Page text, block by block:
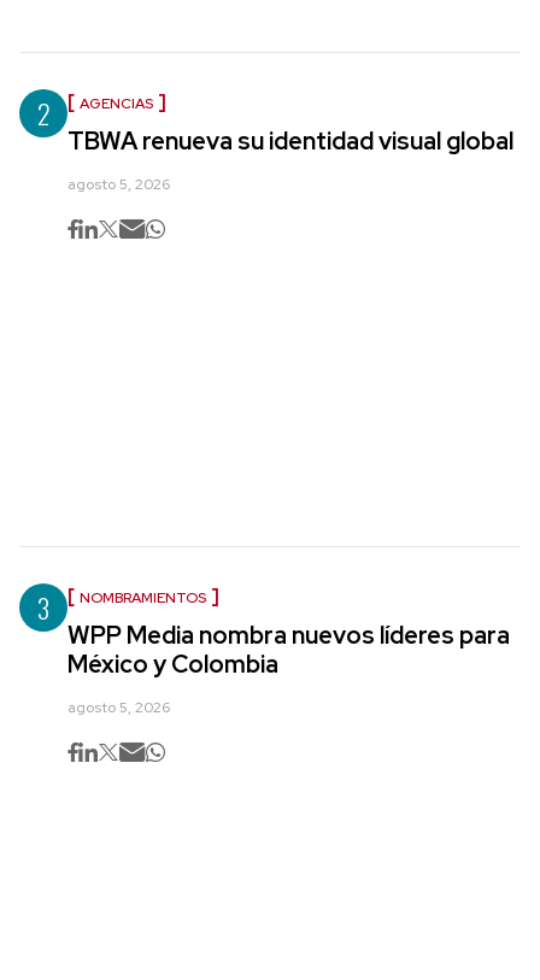
2 AGENCIAS
TBWA renueva su identidad visual global
agosto 5, 2026
3 NOMBRAMIENTOS
WPP Media nombra nuevos líderes para
México y Colombia
agosto 5, 2026